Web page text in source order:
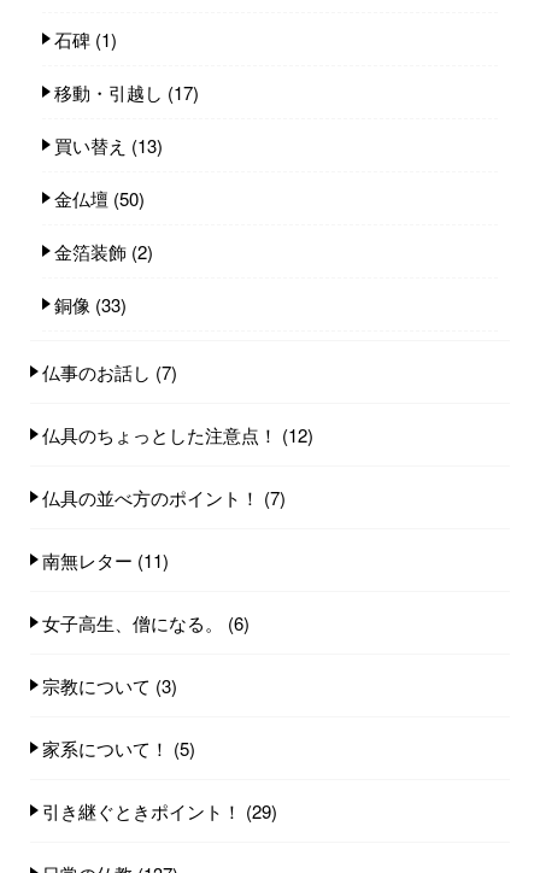
石碑 (1)
移動・引越し (17)
買い替え (13)
金仏壇 (50)
金箔装飾 (2)
銅像 (33)
仏事のお話し (7)
仏具のちょっとした注意点！ (12)
仏具の並べ方のポイント！ (7)
南無レター (11)
女子高生、僧になる。 (6)
宗教について (3)
家系について！ (5)
引き継ぐときポイント！ (29)